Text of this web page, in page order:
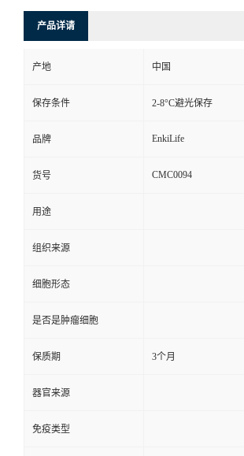
产品详请
产地 中国
保存条件 2-8°C避光保存
品牌 EnkiLife
货号 CMC0094
用途
组织来源
细胞形态
是否是肿瘤细胞
保质期 3个月
器官来源
免疫类型